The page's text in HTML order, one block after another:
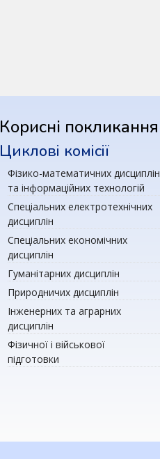
Корисні покликання
Циклові комісії
Фізико-математичних дисциплін
та інформаційних технологій
Спеціальних електротехнічних
дисциплін
Спеціальних економічних
дисциплін
Гуманітарних дисциплін
Природничих дисциплін
Інженерних та аграрних
дисциплін
Фізичної і військової
підготовки